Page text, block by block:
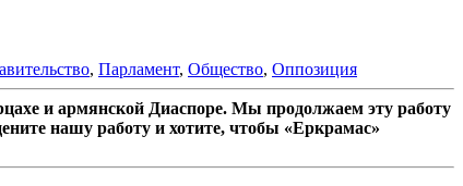
, Парламент, Общество, Оппозиция
и армянской Диаспоре. Мы продолжаем эту работу
нашу работу и хотите, чтобы «Еркрамас»